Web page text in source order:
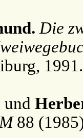
Die
1991.
und
88